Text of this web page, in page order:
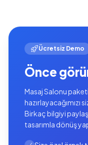
Ücretsiz Demo
Önce
Masaj Salonu
hazırlayacağımızı
Birkaç bilgiyi
tasarımla dönüş